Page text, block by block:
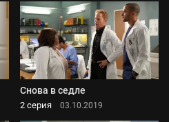
Снова в седле
2 серия 03.10.2019